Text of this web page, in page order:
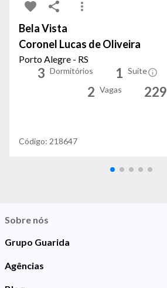
Bela Vista
Coronel Lucas de Oliveira
Porto Alegre - RS
3 Dormitórios 1 Suíte
2 Vagas 229
Código: 218647
Sobre nós
Grupo Guarida
Agências